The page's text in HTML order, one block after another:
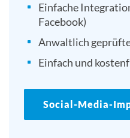
Einfache
Facebook)
Anwaltlich
Einfach und
Social-Media-